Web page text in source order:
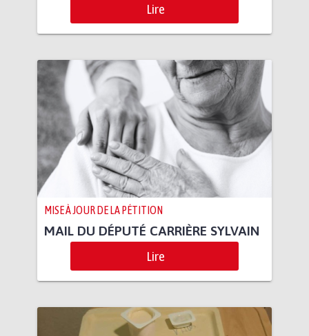
Lire
MISE À JOUR DE LA PÉTITION
MAIL DU DÉPUTÉ CARRIÈRE SYLVAIN
Lire